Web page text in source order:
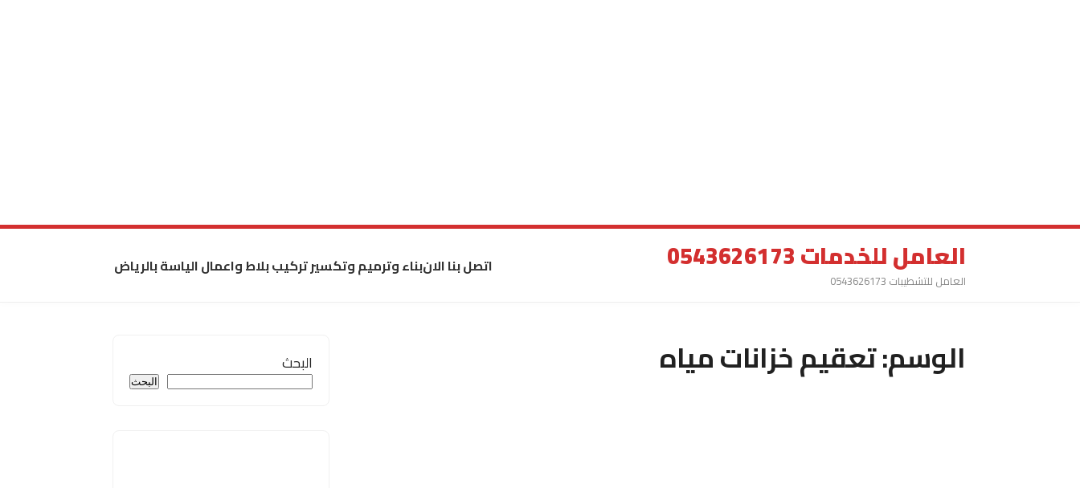
العامل للخدمات 0543626173
العامل للتشطيبات 0543626173
اتصل بنا الانبناء وترميم وتكسير تركيب بلاط واعمال الياسة بالرياض
الوسم:تعقيم خزانات مياه البحث
البحث